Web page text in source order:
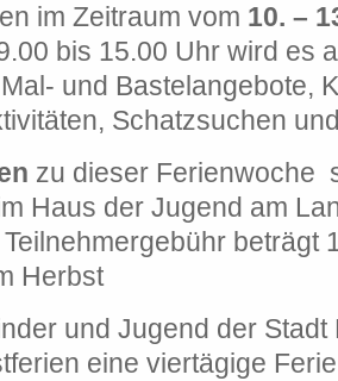
im Zeitraum vom 10. –
bis 15.00 Uhr wird es
und Bastelangebote,
Schatzsuchen
zu dieser Ferienwoche
Haus der Jugend am
beträgt
Herbst
und Jugend der
eine viertägige